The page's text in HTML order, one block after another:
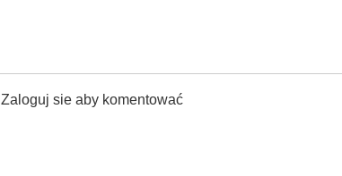
Zaloguj sie aby komentować